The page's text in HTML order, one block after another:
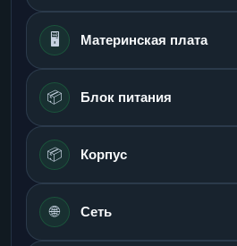
🖥️ Материнская плата
📦 Блок питания
📦 Корпус
🌐 Сеть